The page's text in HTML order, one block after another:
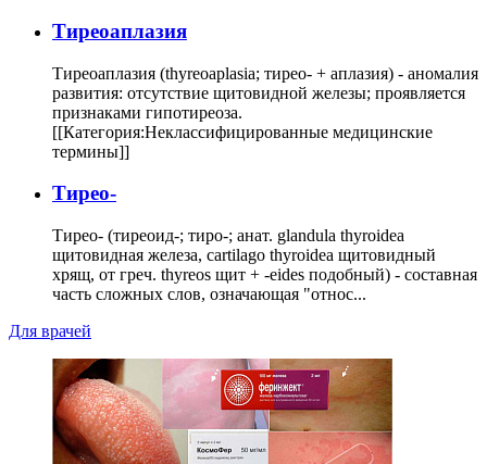
Тиреоаплазия
Тиреоаплазия (thyreoaplasia; тирео- + аплазия) - аномалия
развития: отсутствие щитовидной железы; проявляется
признаками гипотиреоза.
[[Категория:Неклассифицированные медицинские
термины]]
Тирео-
Тирео- (тиреоид-; тиро-; анат. glandula thyroidea
щитовидная железа, cartilago thyroidea щитовидный
хрящ, от греч. thyreos щит + -eides подобный) - составная
часть сложных слов, означающая "относ...
Для врачей